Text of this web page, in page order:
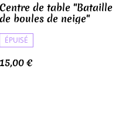
Centre de table "Bataille
de boules de neige"
ÉPUISÉ
15,00 €